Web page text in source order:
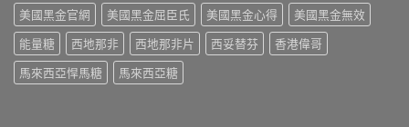
中
購
指
南〉
中
正
貨
渠
比
較〉
美國黑金官網
美國黑金屈臣氏 美國黑金心得
美國黑金無效
能量糖
西地那非 西地那非片 西妥替芬
香港偉哥
馬來西亞悍馬糖
馬來西亞糖